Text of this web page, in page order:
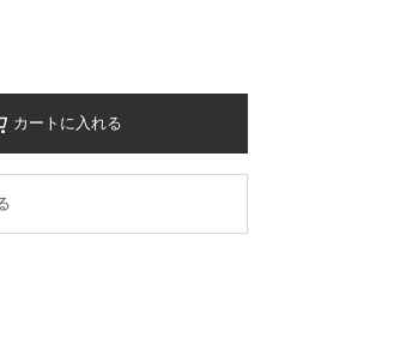
カートに入れる